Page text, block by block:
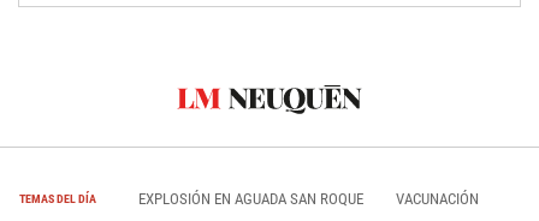
TEMAS DEL DÍA EXPLOSIÓN EN AGUADA SAN ROQUE VACUNACIÓN